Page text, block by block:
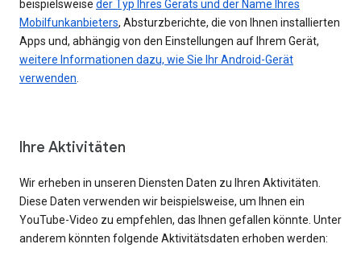
beispielsweise der Typ Ihres Geräts und der Name Ihres
Mobilfunkanbieters, Absturzberichte, die von Ihnen installierten
Apps und, abhängig von den Einstellungen auf Ihrem Gerät,
weitere Informationen dazu, wie Sie Ihr Android-Gerät
verwenden.
Ihre Aktivitäten
Wir erheben in unseren Diensten Daten zu Ihren Aktivitäten.
Diese Daten verwenden wir beispielsweise, um Ihnen ein
YouTube-Video zu empfehlen, das Ihnen gefallen könnte. Unter
anderem könnten folgende Aktivitätsdaten erhoben werden: